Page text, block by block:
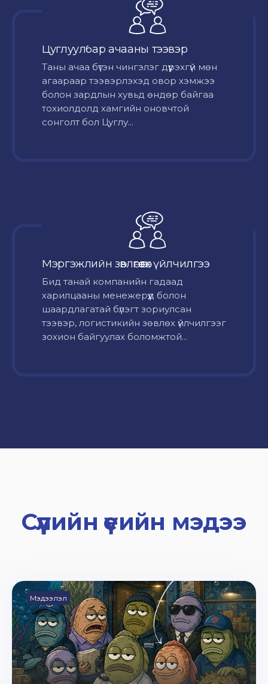
Цуглуулбар ачааны тээвэр
Таны ачаа бүтэн чингэлэг дүүрэхгүй мөн
агаараар тээвэрлэхэд овор хэмжээ
болон зардлын хувьд өндөр байгаа
тохиолдолд хамгийн оновчтой
сонголт бол Цуглу...
Мэргэжлийн зөвлөгөө өгөх үйлчилгээ
Бид танай компанийн гадаад
харилцааны менежерүүд болон
шаардлагатай бүлэгт зориулсан
тээвэр, логистикийн зөвлөх үйлчилгээг
зохион байгуулах боломжтой...
Сүүлийн үеийн мэдээ
Мэдээлэл